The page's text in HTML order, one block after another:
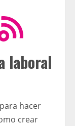
laboral
hacer
crear